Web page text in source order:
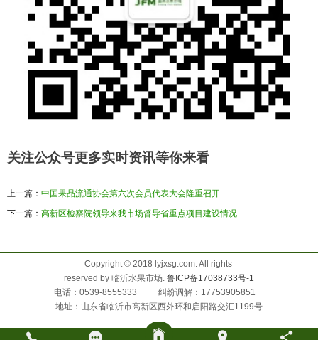
关注公众号更多实时资讯等你来看
上一篇： 中国果品流通协会第六次会员代表大会隆重召开
下一篇： 高新区检察院领导来我市场督导省重点项目建设情况
Copyright © 2018 lyjxsg.com. All rights
reserved by 临沂水果市场. 鲁ICP备17038733号-1
电话：0539-8555333 纠纷调解：17753905851
地址：山东省临沂市高新区西外环和启阳路交汇1199号